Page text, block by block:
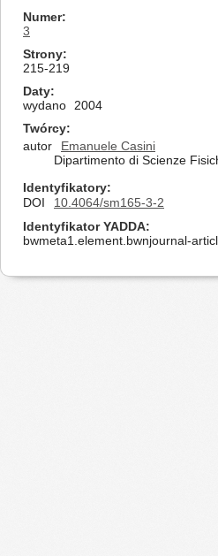
Numer
3
Strony
215-219
Daty
wydano
2004
Twórcy
autor
Emanuele Casini
Dipartimento di Scienze
Identyfikatory
DOI
10.4064/sm165-3-2
Identyfikator YADDA
bwmeta1.element.bwnjournal-